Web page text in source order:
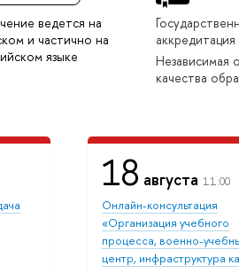
ведется на
и частично на
языке
аккредитация
Независимая
качества
18 августа 11:00
Онлайн-консультация
«Организация учебного
процесса, военно-
центр, инфраструктура